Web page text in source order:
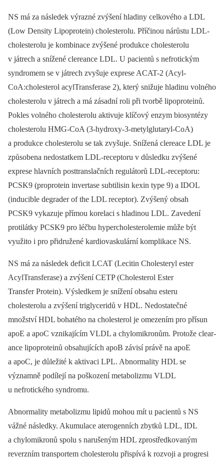
NS má za následek výrazné zvýšení hladiny celkového a LDL
(Low Density Lipoprotein) cholesterolu. Příčinou nárůstu LDL-
cholesterolu je kombinace zvýšené produkce cholesterolu
v játrech a snížené clereance LDL. U pacientů s nefrotickým
syndromem se v játrech zvyšuje exprese ACAT-2 (Acyl-
CoA:cholesterol acylTransferase 2), který snižuje hladinu volného
cholesterolu v játrech a má zásadní roli při tvorbě lipoproteinů.
Pokles volného cholesterolu aktivuje klíčový enzym biosyntézy
cholesterolu HMG-CoA (3-hydroxy-3-metylglutaryl-CoA)
a produkce cholesterolu se tak zvyšuje. Snížená clereace LDL je
způsobena nedostatkem LDL-receptoru v důsledku zvýšené
exprese hlavních posttranslačních regulátorů LDL-receptoru:
PCSK9 (proprotein invertase subtilisin kexin type 9) a IDOL
(inducible degrader of the LDL receptor). Zvýšený obsah
PCSK9 vykazuje přímou korelaci s hladinou LDL. Zavedení
protilátky PCSK9 pro léčbu hypercholesterolemie může být
využito i pro přidružené kardiovaskulární komplikace NS.
NS má za následek deficit LCAT (Lecitin Cholesteryl ester
AcylTransferase) a zvýšení CETP (Cholesterol Ester
Transfer Protein). Výsledkem je snížení obsahu esteru
cholesterolu a zvýšení triglyceridů v HDL. Nedostatečné
množství HDL bohatého na cholesterol je omezením pro přísun
apoE a apoC vznikajícím VLDL a chylomikronům. Protože clear­
ance lipoproteinů obsahujících apoB závisí právě na apoE
a apoC, je důležité k aktivaci LPL. Abnormality HDL se
významně podílejí na poškození metabolizmu VLDL
u nefrotického syndromu.
Abnormality metabolizmu lipidů mohou mít u pacientů s NS
vážné následky. Akumulace aterogenních zbytků LDL, IDL
a chylomikronů spolu s narušeným HDL zprostředkovaným
reverzním transportem cholesterolu přispívá k rozvoji a progresi